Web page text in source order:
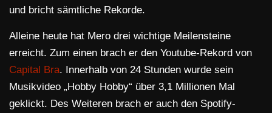
und bricht sämtliche Rekorde.
Alleine heute hat Mero drei wichtige Meilensteine
erreicht. Zum einen brach er den Youtube-Rekord von
Capital Bra. Innerhalb von 24 Stunden wurde sein
Musikvideo „Hobby Hobby“ über 3,1 Millionen Mal
geklickt. Des Weiteren brach er auch den Spotify-